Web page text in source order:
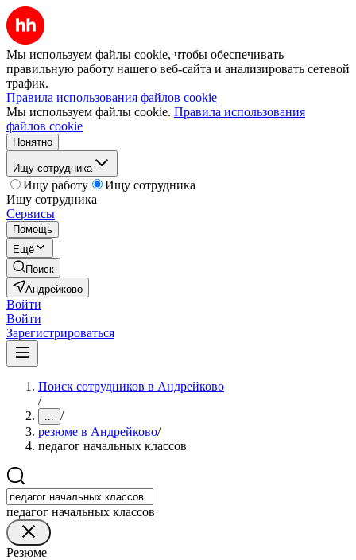
Мы используем файлы cookie, чтобы обеспечивать
правильную работу нашего веб-сайта и анализировать сетевой
трафик.
Правила использования файлов cookie
Мы используем файлы cookie. Правила использования
файлов cookie
Понятно
Ищу сотрудника
Ищу работу
Ищу сотрудника
Ищу сотрудника
Сервисы
Помощь
Ещё
Поиск
Андрейково
Войти
Войти
Зарегистрироваться
Поиск сотрудников в Андрейково
/
... /
резюме в Андрейково/
педагог начальных классов
педагог начальных классов
Резюме